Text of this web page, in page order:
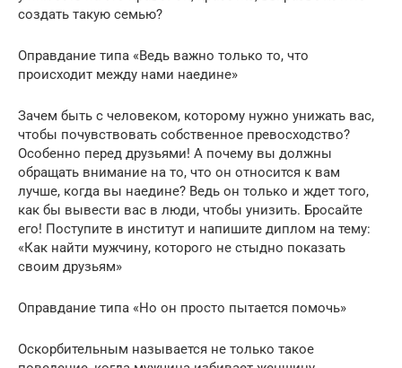
создать такую семью?
Оправдание типа «Ведь важно только то, что
происходит между нами наедине»
Зачем быть с человеком, которому нужно унижать вас,
чтобы почувствовать собственное превосходство?
Особенно перед друзьями! А почему вы должны
обращать внимание на то, что он относится к вам
лучше, когда вы наедине? Ведь он только и ждет того,
как бы вывести вас в люди, чтобы унизить. Бросайте
его! Поступите в институт и напишите диплом на тему:
«Как найти мужчину, которого не стыдно показать
своим друзьям»
Оправдание типа «Но он просто пытается помочь»
Оскорбительным называется не только такое